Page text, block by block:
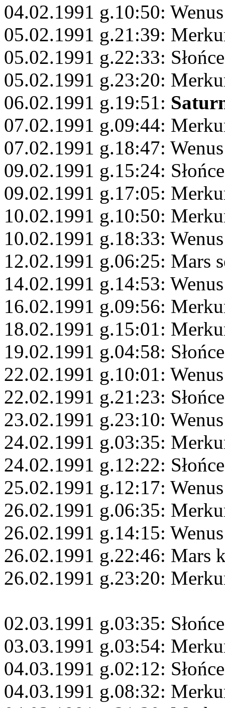
04.02.1991 g.10:50:
05.02.1991 g.21:39:
05.02.1991 g.22:33:
05.02.1991 g.23:20:
06.02.1991 g.19:51:
07.02.1991 g.09:44:
07.02.1991 g.18:47:
09.02.1991 g.15:24:
09.02.1991 g.17:05:
10.02.1991 g.10:50:
10.02.1991 g.18:33:
12.02.1991 g.06:25: Mars
14.02.1991 g.14:53:
16.02.1991 g.09:56:
18.02.1991 g.15:01:
19.02.1991 g.04:58:
22.02.1991 g.10:01:
22.02.1991 g.21:23:
23.02.1991 g.23:10:
24.02.1991 g.03:35:
24.02.1991 g.12:22:
25.02.1991 g.12:17:
26.02.1991 g.06:35:
26.02.1991 g.14:15:
26.02.1991 g.22:46: Mars
26.02.1991 g.23:20:
02.03.1991 g.03:35:
03.03.1991 g.03:54:
04.03.1991 g.02:12:
04.03.1991 g.08:32: